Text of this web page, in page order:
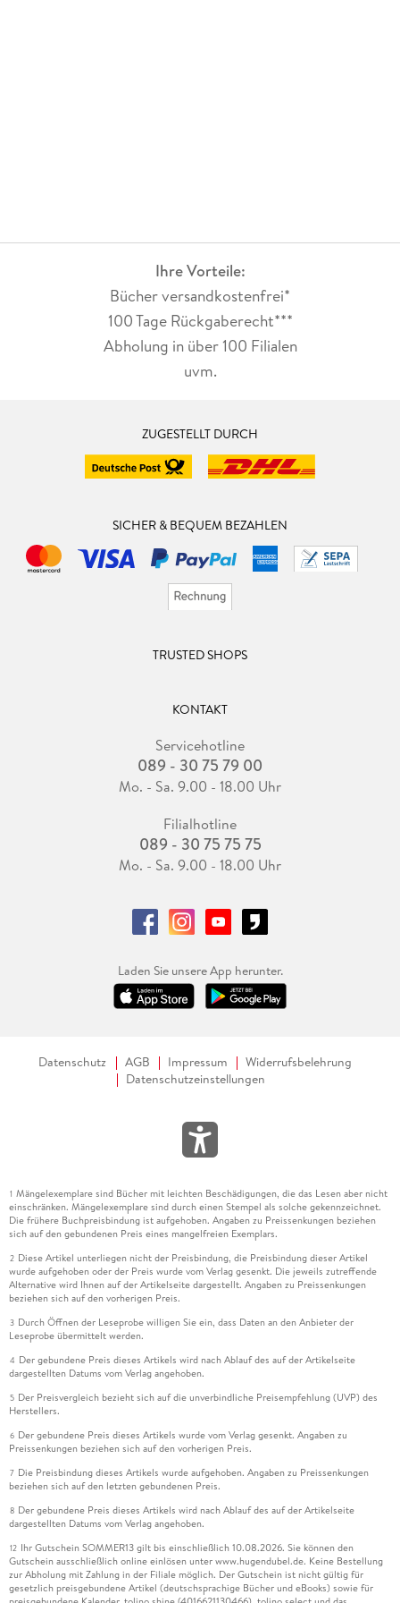
Ihre Vorteile:
Bücher versandkostenfrei*
100 Tage Rückgaberecht***
Abholung in über 100 Filialen
uvm.
ZUGESTELLT DURCH
SICHER & BEQUEM BEZAHLEN
TRUSTED SHOPS
KONTAKT
Servicehotline
089 - 30 75 79 00
Mo. - Sa. 9.00 - 18.00 Uhr
Filialhotline
089 - 30 75 75 75
Mo. - Sa. 9.00 - 18.00 Uhr
Laden Sie unsere App herunter.
Datenschutz AGB Impressum
Widerrufsbelehrung
Datenschutzeinstellungen
1 Mängelexemplare sind Bücher mit leichten Beschädigungen, die das Lesen aber nicht
einschränken. Mängelexemplare sind durch einen Stempel als solche gekennzeichnet.
Die frühere Buchpreisbindung ist aufgehoben. Angaben zu Preissenkungen beziehen
sich auf den gebundenen Preis eines mangelfreien Exemplars.
2 Diese Artikel unterliegen nicht der Preisbindung, die Preisbindung dieser Artikel
wurde aufgehoben oder der Preis wurde vom Verlag gesenkt. Die jeweils zutreffende
Alternative wird Ihnen auf der Artikelseite dargestellt. Angaben zu Preissenkungen
beziehen sich auf den vorherigen Preis.
3 Durch Öffnen der Leseprobe willigen Sie ein, dass Daten an den Anbieter der
Leseprobe übermittelt werden.
4 Der gebundene Preis dieses Artikels wird nach Ablauf des auf der Artikelseite
dargestellten Datums vom Verlag angehoben.
5 Der Preisvergleich bezieht sich auf die unverbindliche Preisempfehlung (UVP) des
Herstellers.
6 Der gebundene Preis dieses Artikels wurde vom Verlag gesenkt. Angaben zu
Preissenkungen beziehen sich auf den vorherigen Preis.
7 Die Preisbindung dieses Artikels wurde aufgehoben. Angaben zu Preissenkungen
beziehen sich auf den letzten gebundenen Preis.
8 Der gebundene Preis dieses Artikels wird nach Ablauf des auf der Artikelseite
dargestellten Datums vom Verlag angehoben.
12 Ihr Gutschein SOMMER13 gilt bis einschließlich 10.08.2026. Sie können den
Gutschein ausschließlich online einlösen unter www.hugendubel.de. Keine Bestellung
zur Abholung mit Zahlung in der Filiale möglich. Der Gutschein ist nicht gültig für
gesetzlich preisgebundene Artikel (deutschsprachige Bücher und eBooks) sowie für